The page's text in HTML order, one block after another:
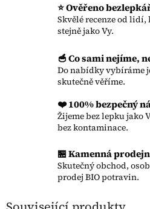
⭐ Ověřeno
Skvělé recenze od
stejně jako Vy.
🥣 Co sami nejíme,
Do nabídky vybíráme
skutečně věříme.
❤️ 100% bezpečný
Žijeme bez lepku jako
bez kontaminace.
🏪 Kamenná
Skutečný obchod,
prodej BIO potravin.